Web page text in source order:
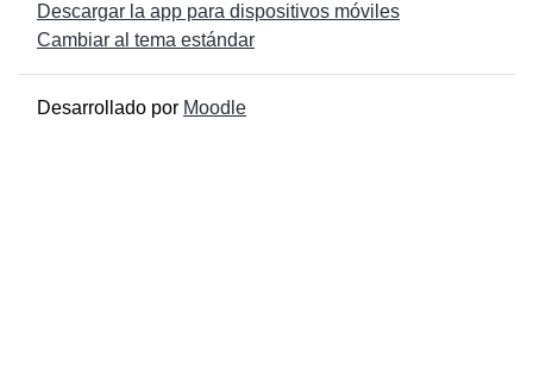
Descargar la app para dispositivos móviles
Cambiar al tema estándar
Desarrollado por Moodle